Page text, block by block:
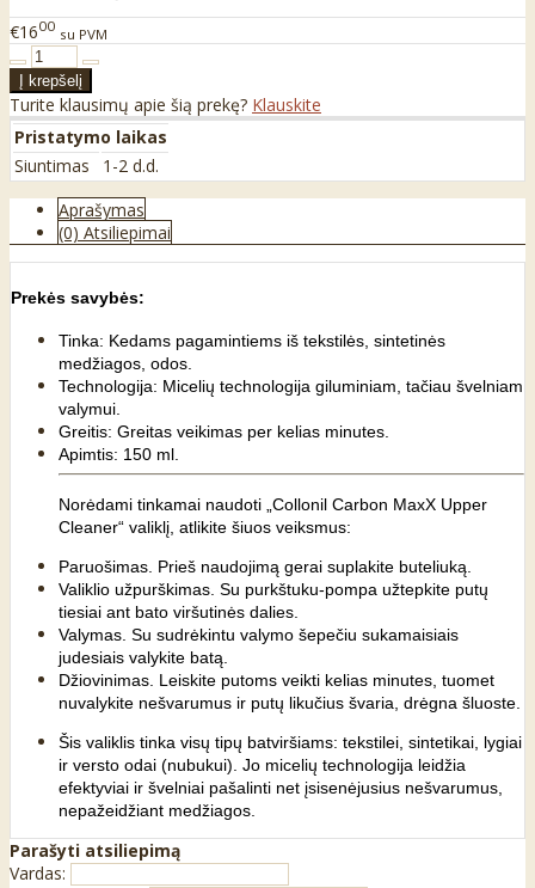
€1600 su PVM
Turite klausimų apie šią prekę? Klauskite
Pristatymo laikas
Siuntimas
1-2 d.d.
Aprašymas
(0) Atsiliepimai
Prekės savybės:
Tinka: Kedams pagamintiems iš tekstilės, sintetinės
medžiagos, odos.
Technologija: Micelių technologija giluminiam, tačiau švelniam
valymui.
Greitis: Greitas veikimas per kelias minutes.
Apimtis: 150 ml.
Norėdami tinkamai naudoti „Collonil Carbon MaxX Upper
Cleaner“ valiklį, atlikite šiuos veiksmus:
Paruošimas. Prieš naudojimą gerai suplakite buteliuką.
Valiklio užpurškimas. Su purkštuku-pompa užtepkite putų
tiesiai ant bato viršutinės dalies.
Valymas. Su sudrėkintu valymo šepečiu sukamaisiais
judesiais valykite batą.
Džiovinimas. Leiskite putoms veikti kelias minutes, tuomet
nuvalykite nešvarumus ir putų likučius švaria, drėgna šluoste.
Šis valiklis tinka visų tipų batviršiams: tekstilei, sintetikai, lygiai
ir versto odai (nubukui). Jo micelių technologija leidžia
efektyviai ir švelniai pašalinti net įsisenėjusius nešvarumus,
nepažeidžiant medžiagos.
Parašyti atsiliepimą
Vardas: